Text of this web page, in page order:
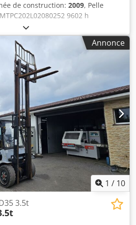
de construction: 2009, Pelle
9602 h
gamme de puissance : 72,1 kW
série : 80252 - pelle vendue sans
Annonce
1 / 10
3.5t